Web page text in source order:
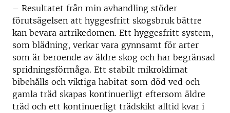
– Resultatet från min avhandling stöder
förutsägelsen att hyggesfritt skogsbruk bättre
kan bevara artrikedomen. Ett hyggesfritt system,
som blädning, verkar vara gynnsamt för arter
som är beroende av äldre skog och har begränsad
spridningsförmåga. Ett stabilt mikroklimat
bibehålls och viktiga habitat som död ved och
gamla träd skapas kontinuerligt eftersom äldre
träd och ett kontinuerligt trädskikt alltid kvar i